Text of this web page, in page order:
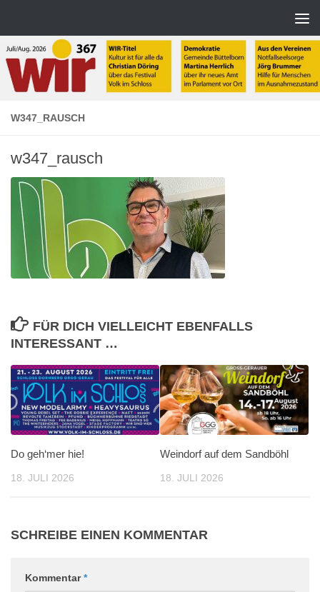
W347_RAUSCH
w347_rausch
FÜR DICH VIELLEICHT EBENFALLS
INTERESSANT …
Do geh‘mer hie!
18. JULI 2026
Weindorf auf dem Sandböhl
18. JULI 2026
SCHREIBE EINEN KOMMENTAR
Kommentar*